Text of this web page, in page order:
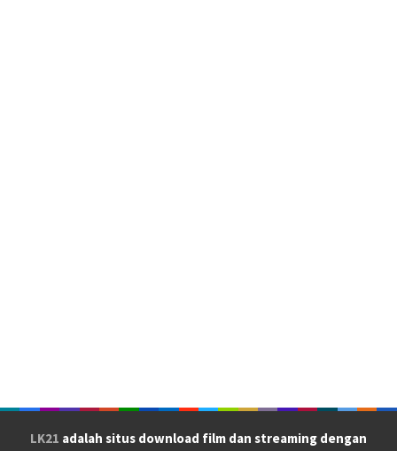
LK21 adalah situs download film dan streaming dengan